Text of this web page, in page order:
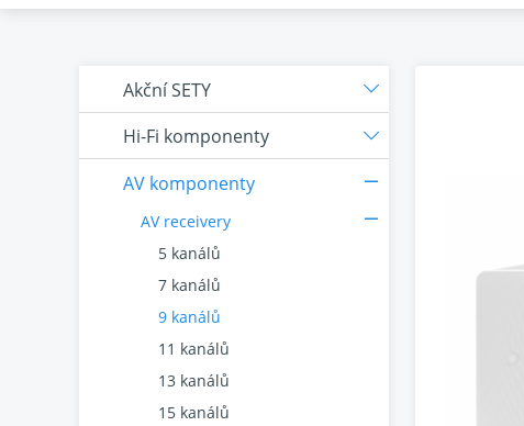
Akční SETY
Hi-Fi komponenty
AV komponenty
AV receivery
5 kanálů
7 kanálů
9 kanálů
11 kanálů
13 kanálů
15 kanálů